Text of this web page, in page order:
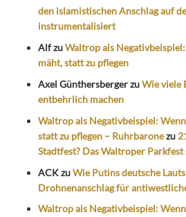
den islamistischen Anschlag auf
instrumentalisiert
AlfzuWaltrop als
mäht, statt zu pflegen
Axel GünthersbergerzuWie viele
entbehrlich machen
Waltrop als Negativbeispiel:
statt zu pflegen – Ruhrbaronezu
Stadtfest? Das Waltroper
ACKzuWie Putins deutsche
Drohnenanschlag für
Waltrop als Negativbeispiel: